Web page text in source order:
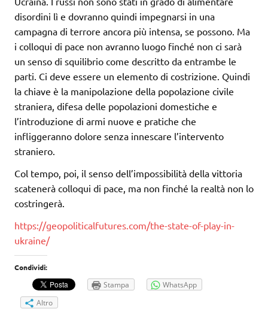
disordini lì e dovranno quindi impegnarsi in una
campagna di terrore ancora più intensa, se possono. Ma
i colloqui di pace non avranno luogo finché non ci sarà
un senso di squilibrio come descritto da entrambe le
parti. Ci deve essere un elemento di costrizione. Quindi
la chiave è la manipolazione della popolazione civile
straniera, difesa delle popolazioni domestiche e
l’introduzione di armi nuove e pratiche che
infliggeranno dolore senza innescare l’intervento
straniero.
Col tempo, poi, il senso dell’impossibilità della vittoria
scatenerà colloqui di pace, ma non finché la realtà non lo
costringerà.
https://geopoliticalfutures.com/the-state-of-play-in-
ukraine/
Condividi:
Stampa
WhatsApp
Altro